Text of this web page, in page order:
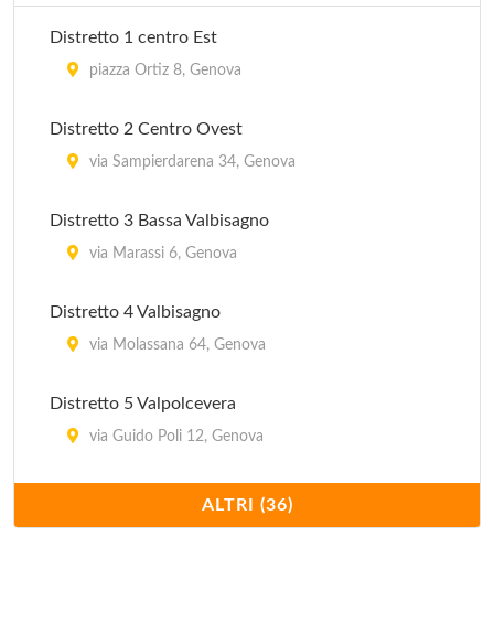
Distretto 1 centro Est
piazza Ortiz 8, Genova
Distretto 2 Centro Ovest
via Sampierdarena 34, Genova
Distretto 3 Bassa Valbisagno
via Marassi 6, Genova
Distretto 4 Valbisagno
via Molassana 64, Genova
Distretto 5 Valpolcevera
via Guido Poli 12, Genova
Distretto 6 Medio Ponente
via Fabio da Persico 49, Genova
ALTRI (36)